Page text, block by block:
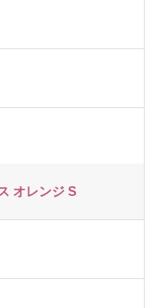
オレンジ S